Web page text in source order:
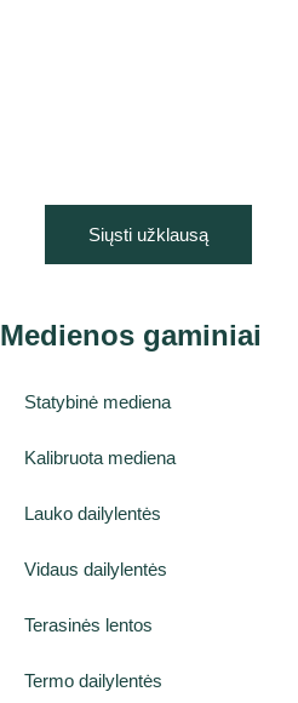
Siųsti užklausą
Medienos gaminiai
Statybinė mediena
Kalibruota mediena
Lauko dailylentės
Vidaus dailylentės
Terasinės lentos
Termo dailylentės